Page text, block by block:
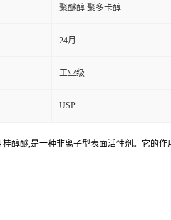
聚醚醇 聚多卡醇
24月
工业级
USP
醇醚,是一种非离子型表面活性剂。它的作